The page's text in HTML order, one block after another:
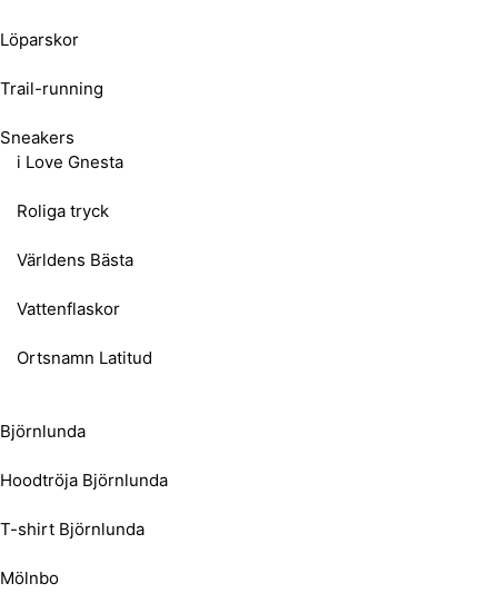
Löparskor
Trail-running
Sneakers
i Love Gnesta
Roliga tryck
Världens Bästa
Vattenflaskor
Ortsnamn Latitud
Björnlunda
Hoodtröja Björnlunda
T-shirt Björnlunda
Mölnbo